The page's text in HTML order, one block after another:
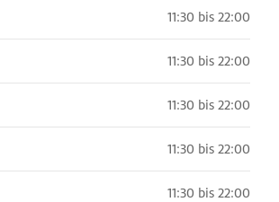
11:30 bis 22:00
11:30 bis 22:00
11:30 bis 22:00
11:30 bis 22:00
11:30 bis 22:00